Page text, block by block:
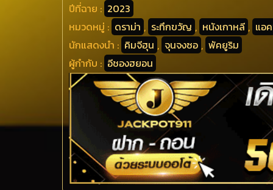
ปีที่ฉาย : 2023
หมวดหมู่ : ดราม่า , ระทึกขวัญ , หนังเกาหลี , แอ
นักแสดงนำ : คิมจีฮุน , จุนจงซอ , พัคยูริม
ผู้กำกับ : อีชองฮยอน